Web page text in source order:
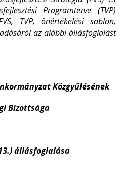
Programterve (TVP)
TVP, önértékelési sablon,
az alábbi állásfoglalást
Közgyűlésének
Bizottsága
állásfoglalása